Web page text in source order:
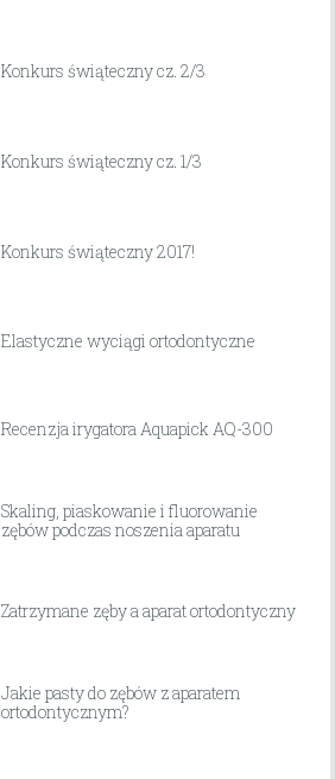
Konkurs świąteczny cz. 2/3
Konkurs świąteczny cz. 1/3
Konkurs świąteczny 2017!
Elastyczne wyciągi ortodontyczne
Recenzja irygatora Aquapick AQ-300
Skaling, piaskowanie i fluorowanie
zębów podczas noszenia aparatu
Zatrzymane zęby a aparat ortodontyczny
Jakie pasty do zębów z aparatem
ortodontycznym?